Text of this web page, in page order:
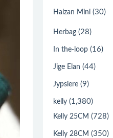
Halzan Mini (30)
Herbag (28)
In the-loop (16)
Jige Elan (44)
Jypsiere (9)
kelly (1,380)
Kelly 25CM (728)
Kelly 28CM (350)